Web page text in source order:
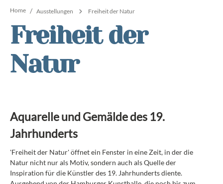
Home / Ausstellungen Freiheit der Natur
Freiheit der
Natur
Aquarelle und Gemälde des 19.
Jahrhunderts
'Freiheit der Natur' öffnet ein Fenster in eine Zeit, in der die
Natur nicht nur als Motiv, sondern auch als Quelle der
Inspiration für die Künstler des 19. Jahrhunderts diente.